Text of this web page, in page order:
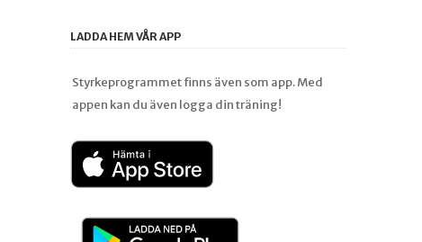
LADDA HEM VÅR APP
Styrkeprogrammet finns även som app. Med
appen kan du även logga din träning!